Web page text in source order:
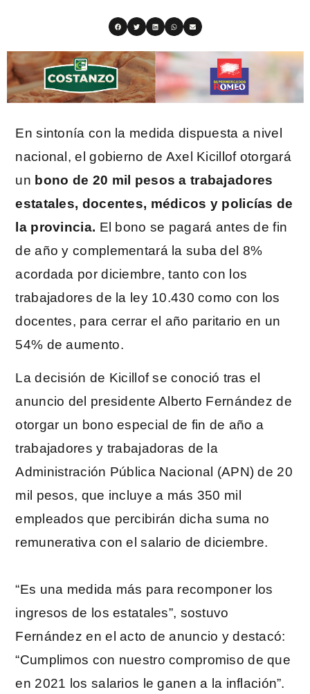
En sintonía con la medida dispuesta a nivel
nacional, el gobierno de Axel Kicillof otorgará
un bono de 20 mil pesos a trabajadores
estatales, docentes, médicos y policías de
la provincia. El bono se pagará antes de fin
de año y complementará la suba del 8%
acordada por diciembre, tanto con los
trabajadores de la ley 10.430 como con los
docentes, para cerrar el año paritario en un
54% de aumento.
La decisión de Kicillof se conoció tras el
anuncio del presidente Alberto Fernández de
otorgar un bono especial de fin de año a
trabajadores y trabajadoras de la
Administración Pública Nacional (APN) de 20
mil pesos, que incluye a más 350 mil
empleados que percibirán dicha suma no
remunerativa con el salario de diciembre.
“Es una medida más para recomponer los
ingresos de los estatales”, sostuvo
Fernández en el acto de anuncio y destacó:
“Cumplimos con nuestro compromiso de que
en 2021 los salarios le ganen a la inflación”.